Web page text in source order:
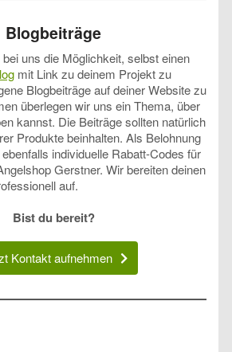
Blogbeiträge
uns die Möglichkeit, selbst einen
mit Link zu deinem Projekt zu
Blogbeiträge auf deiner Website zu
überlegen wir uns ein Thema, über
kannst. Die Beiträge sollten natürlich
Produkte beinhalten. Als Belohnung
individuelle Rabatt-Codes für
Gerstner. Wir bereiten deinen
auf.
Bist du bereit?
Kontakt aufnehmen